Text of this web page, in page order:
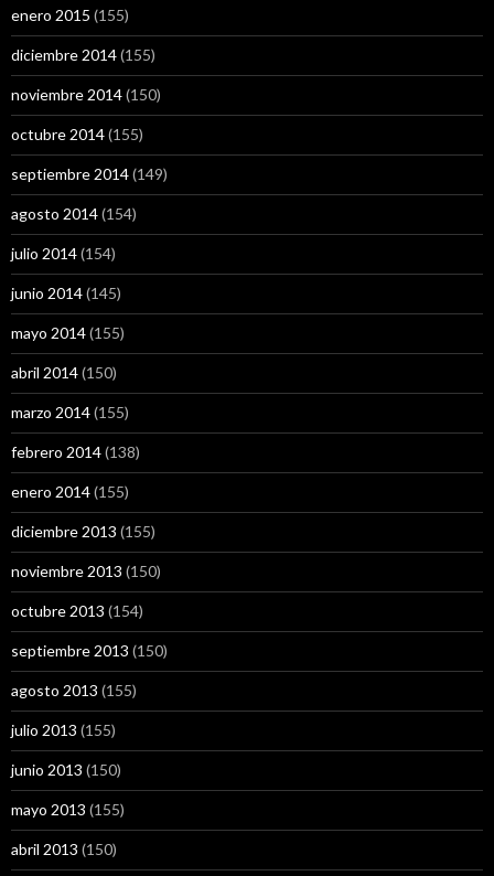
enero 2015 (155)
diciembre 2014(155)
noviembre 2014(150)
octubre 2014(155)
septiembre 2014(149)
agosto 2014(154)
julio 2014(154)
junio 2014(145)
mayo 2014(155)
abril 2014(150)
marzo 2014(155)
febrero 2014(138)
enero 2014(155)
diciembre 2013 (155)
noviembre 2013 (150)
octubre 2013 (154)
septiembre 2013 (150)
agosto 2013 (155)
julio 2013 (155)
junio 2013 (150)
mayo 2013 (155)
abril 2013 (150)